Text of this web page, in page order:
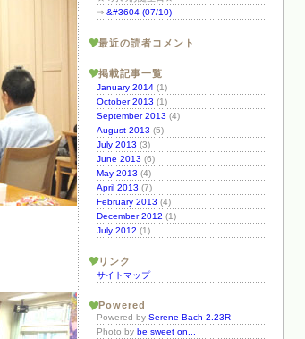
⇒ &#3604 (07/10)
最近の読者コメント
掲載記事一覧
January 2014 (1)
October 2013 (1)
September 2013 (4)
August 2013 (5)
July 2013 (3)
June 2013 (6)
May 2013 (4)
April 2013 (7)
February 2013 (4)
December 2012 (1)
July 2012 (1)
リンク
サイトマップ
Powered
Powered by Serene Bach 2.23R
Photo by be sweet on...